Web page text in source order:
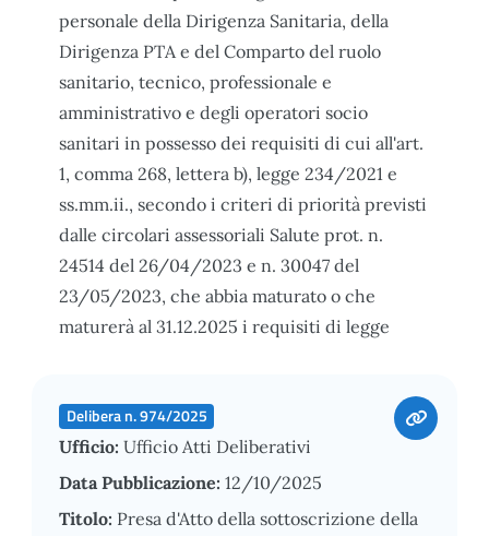
personale della Dirigenza Sanitaria, della
Dirigenza PTA e del Comparto del ruolo
sanitario, tecnico, professionale e
amministrativo e degli operatori socio
sanitari in possesso dei requisiti di cui all'art.
1, comma 268, lettera b), legge 234/2021 e
ss.mm.ii., secondo i criteri di priorità previsti
dalle circolari assessoriali Salute prot. n.
24514 del 26/04/2023 e n. 30047 del
23/05/2023, che abbia maturato o che
maturerà al 31.12.2025 i requisiti di legge
Delibera n. 974/2025
Ufficio: Ufficio Atti Deliberativi
Data Pubblicazione: 12/10/2025
Titolo: Presa d'Atto della sottoscrizione della